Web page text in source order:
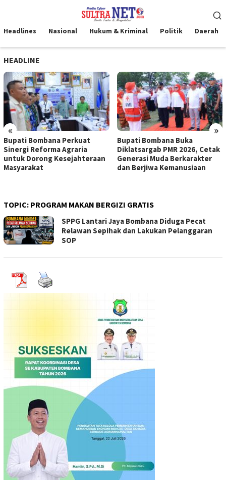
kontenMobile
Headlines Nasional Hukum & Kriminal Politik Daerah
HEADLINE
« »
Bupati Bombana Perkuat
Sinergi Reforma Agraria
untuk Dorong Kesejahteraan
Masyarakat
Bupati Bombana Buka
Diklatsargab PMR 2026, Cetak
Generasi Muda Berkarakter
dan Berjiwa Kemanusiaan
TOPIC: PROGRAM MAKAN BERGIZI GRATIS
SPPG Lantari Jaya Bombana Diduga Pecat
Relawan Sepihak dan Lakukan Pelanggaran
SOP